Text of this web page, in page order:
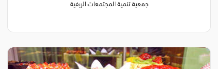
جمعية تنمية المجتمعات الريفية